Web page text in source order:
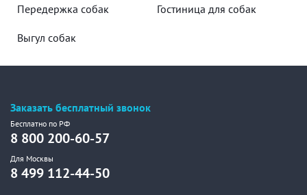
Передержка собак Гостиница для собак
Выгул собак
Заказать бесплатный звонок
Бесплатно по РФ
8 800 200-60-57
Для Москвы
8 499 112-44-50